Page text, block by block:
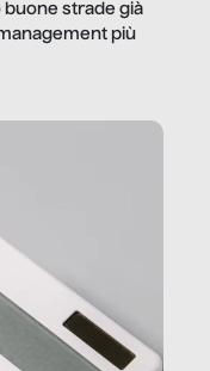
buone strade già
più